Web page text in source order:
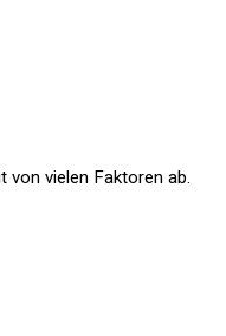
von vielen Faktoren ab.